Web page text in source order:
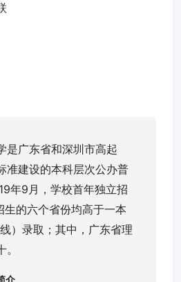
是广东省和深圳市高起
准建设的本科层次公办普
年9月，学校首年独立招
的六个省份均高于一本
）录取；其中，广东省理
介